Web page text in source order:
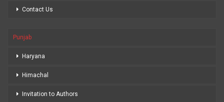
Contact Us
Punjab
Haryana
Himachal
Invitation to Authors